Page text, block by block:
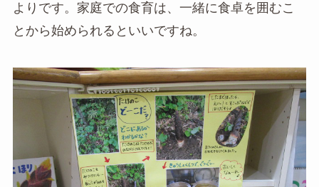
よりです。家庭での食育は、一緒に食卓を囲むこ
とから始められるといいですね。